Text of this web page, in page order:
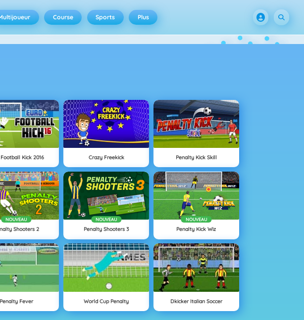
Course Sports Plus
Kick 2016 Crazy Freekick Penalty Kick Skill
NOUVEAU
Shooters 2
NOUVEAU
Penalty Shooters 3
NOUVEAU
Penalty Kick Wiz
Penalty Fever World Cup Penalty Dkicker Italian Soccer